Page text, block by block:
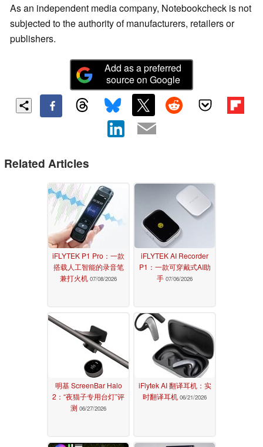
As an independent media company, Notebookcheck is not
subjected to the authority of manufacturers, retailers or
publishers.
Add as a preferred
source on Google
Related Articles
iFLYTEK P1 Pro：一款
搭载人工智能的录音笔
兼打火机 07/08/2026
iFLYTEK AI Recorder
P1：一款可穿戴式AI助
手 07/06/2026
明基 ScreenBar Halo
2：“夜猫子专用台灯”评
测 06/27/2026
iFlytek AI 翻译耳机：实
时翻译耳机 06/21/2026